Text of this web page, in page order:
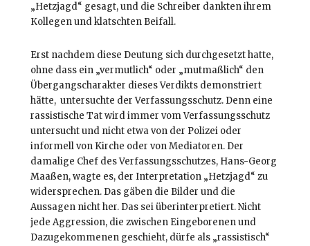
„Hetzjagd“ gesagt, und die Schreiber dankten ihrem
Kollegen und klatschten Beifall.
Erst nachdem diese Deutung sich durchgesetzt hatte,
ohne dass ein „vermutlich“ oder „mutmaßlich“ den
Übergangscharakter dieses Verdikts demonstriert
hätte, untersuchte der Verfassungsschutz. Denn eine
rassistische Tat wird immer vom Verfassungsschutz
untersucht und nicht etwa von der Polizei oder
informell von Kirche oder von Mediatoren. Der
damalige Chef des Verfassungsschutzes, Hans-Georg
Maaßen, wagte es, der Interpretation „Hetzjagd“ zu
widersprechen. Das gäben die Bilder und die
Aussagen nicht her. Das sei überinterpretiert. Nicht
jede Aggression, die zwischen Eingeborenen und
Dazugekommenen geschieht, dürfe als „rassistisch“